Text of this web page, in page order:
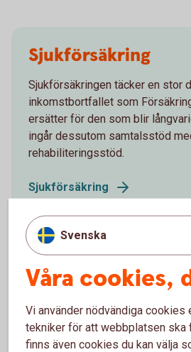
Sjukförsäkring
Sjukförsäkringen täcker en stor
inkomstbortfallet som
ersätter för den som blir
ingår dessutom samtalsstöd
rehabiliteringsstöd.
Sjukförsäkring
Individuell
En livförsäkring ger din familj ett
om du skulle avlida innan du
Svenska
Våra cookies,
Vi använder nödvändiga cookies
tekniker för att webbplatsen ska
finns även cookies du kan välja